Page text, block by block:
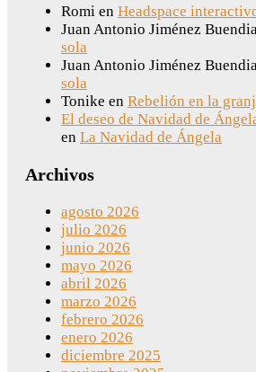
Romi en Headspace
Juan Antonio Jiménez
sola
Juan Antonio Jiménez
sola
Tonike en Rebelión en la
El deseo de Navidad de
en La Navidad de Ángela
Archivos
agosto 2026
julio 2026
junio 2026
mayo 2026
abril 2026
marzo 2026
febrero 2026
enero 2026
diciembre 2025